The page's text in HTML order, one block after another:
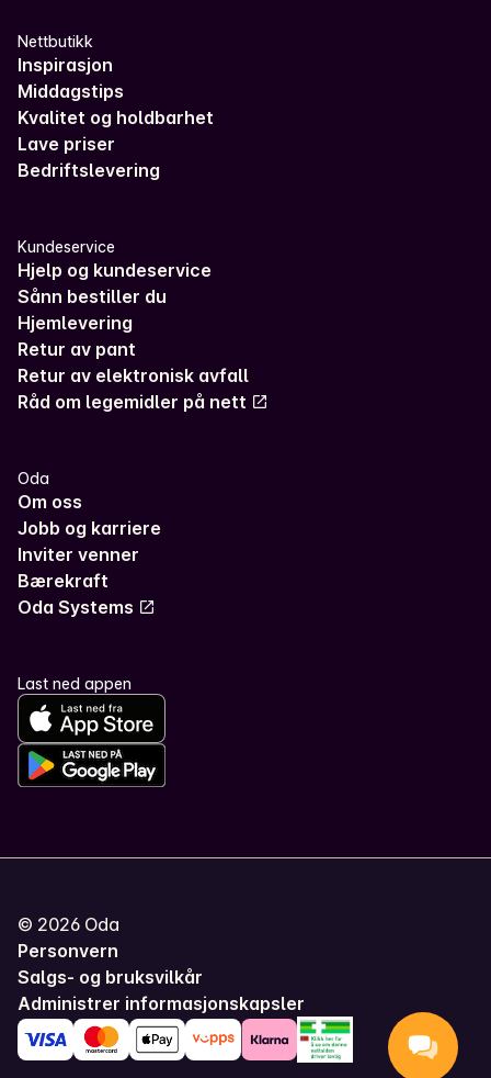
Nettbutikk
Inspirasjon
Middagstips
Kvalitet og holdbarhet
Lave priser
Bedriftslevering
Kundeservice
Hjelp og kundeservice
Sånn bestiller du
Hjemlevering
Retur av pant
Retur av elektronisk avfall
Råd om legemidler på nett
Oda
Om oss
Jobb og karriere
Inviter venner
Bærekraft
Oda Systems
Last ned appen
© 2026 Oda
Personvern
Salgs- og bruksvilkår
Administrer informasjonskapsler